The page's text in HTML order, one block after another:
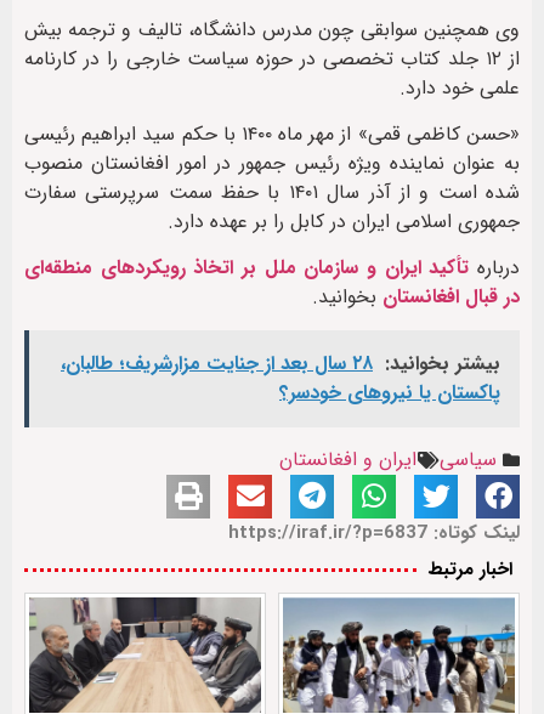
وی همچنین سوابقی چون مدرس دانشگاه، تالیف و ترجمه بیش
از ۱۲ جلد کتاب تخصصی در حوزه سیاست خارجی را در کارنامه
علمی خود دارد.
«حسن کاظمی قمی» از مهر ماه ۱۴۰۰ با حکم سید ابراهیم رئیسی
به عنوان نماینده ویژه رئیس جمهور در امور افغانستان منصوب
شده است و از آذر سال ۱۴۰۱ با حفظ سمت سرپرستی سفارت
جمهوری اسلامی ایران در کابل را بر عهده دارد.
درباره تأکید ایران و سازمان ملل بر اتخاذ رویکردهای منطقه‌ای
در قبال افغانستان بخوانید.
بیشتر بخوانید:
۲۸ سال بعد از جنایت مزارشریف؛ طالبان،
پاکستان یا نیروهای خودسر؟
سیاسی ایران و افغانستان
لینک کوتاه: https://iraf.ir/?p=6837
اخبار مرتبط